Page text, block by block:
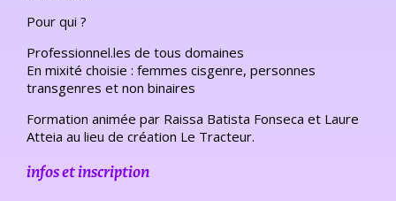
Pour qui ?
Professionnel.les de tous domaines
En mixité choisie : femmes cisgenre, personnes
transgenres et non binaires
Formation animée par Raissa Batista Fonseca et Laure
Atteia au lieu de création Le Tracteur.
infos et inscription